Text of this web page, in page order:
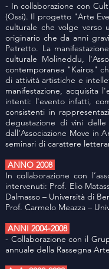
- In collaborazione con
(Ossi). Il progetto "Arte
culturale che volge verso
originario che da anni
Petretto. La
culturale Molineddu,
contemporanea "Kairos"
di attività artistiche e
manifestazione, acquisita
intenti: l'evento infatti,
consistenti in
degustazione di vini
dall'Associazione Move in
seminari di carattere
ANNO 2008
In collaborazione con
intervenuti: Prof. Elio
Dalmasso – Università di
Prof. Carmelo Meazza –
ANNI 2004-2008
- Collaborazione con il
annuale della Rassegna